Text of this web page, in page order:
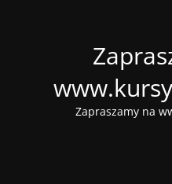
Zapraszamy na